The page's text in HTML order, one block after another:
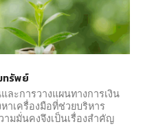
ทรัพย์
ะการวางแผนทางการเงิน
าเครื่องมือที่ช่วยบริหาร
มมั่นคงจึงเป็นเรื่องสำคัญ